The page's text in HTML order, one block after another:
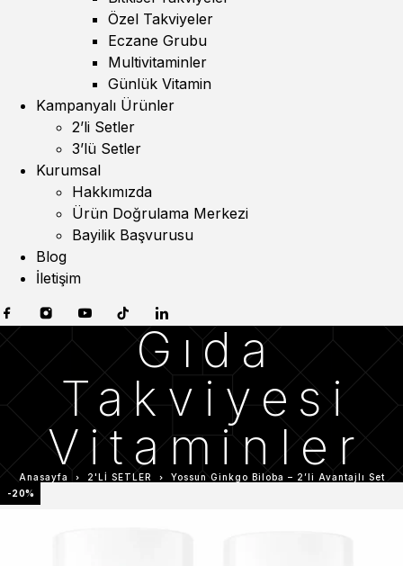
Özel Takviyeler
Eczane Grubu
Multivitaminler
Günlük Vitamin
Kampanyalı Ürünler
2’li Setler
3’lü Setler
Kurumsal
Hakkımızda
Ürün Doğrulama Merkezi
Bayilik Başvurusu
Blog
İletişim
Gıda
Takviyesi
Vitaminler
Anasayfa 2'Lİ SETLER
Yossun Ginkgo Biloba – 2’li Avantajlı Set
-20%